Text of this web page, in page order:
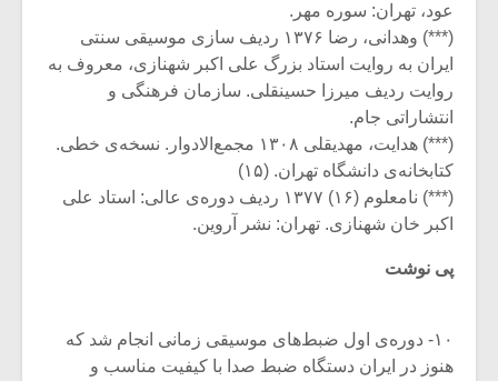
عود، تهران: سوره مهر.
(***) وهدانی، رضا ۱۳۷۶ ردیف سازی موسیقی سنتی
ایران به روایت استاد بزرگ علی اکبر شهنازی، معروف به
روایت ردیف میرزا حسینقلی. سازمان فرهنگی و
انتشاراتی جام.
(***) هدایت، مهدیقلی ۱۳۰۸ مجمع‌الادوار. نسخه‌ی خطی.
کتابخانه‌ی دانشگاه تهران. (۱۵)
(***) نامعلوم (۱۶) ۱۳۷۷ ردیف دوره‌ی عالی: استاد علی
اکبر خان شهنازی. تهران: نشر آروین.
پی نوشت
۱۰- دوره‌ی اول ضبط‌های موسیقی زمانی انجام شد که
هنوز در ایران دستگاه ضبط صدا با کیفیت مناسب و